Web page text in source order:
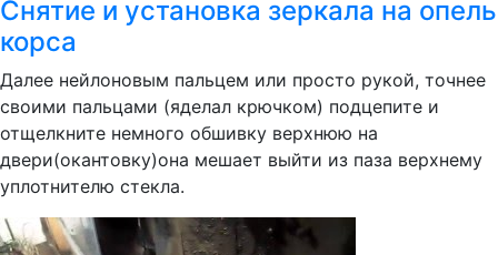
Снятие и установка зеркала на опель
корса
Далее нейлоновым пальцем или просто рукой, точнее
своими пальцами (яделал крючком) подцепите и
отщелкните немного обшивку верхнюю на
двери(окантовку)она мешает выйти из паза верхнему
уплотнителю стекла.